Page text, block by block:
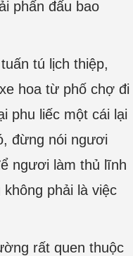
phấn đấu bao
tú lịch thiệp,
hoa từ phố chợ đi
phu liếc một cái lại
đừng nói ngươi
ngươi làm thủ lĩnh
phải là việc
rất quen thuộc